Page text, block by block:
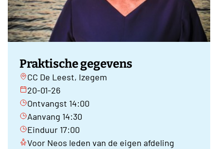
Praktische gegevens
CC De Leest, Izegem
20-01-26
Ontvangst 14:00
Aanvang 14:30
Einduur 17:00
Voor Neos leden van de eigen afdeling